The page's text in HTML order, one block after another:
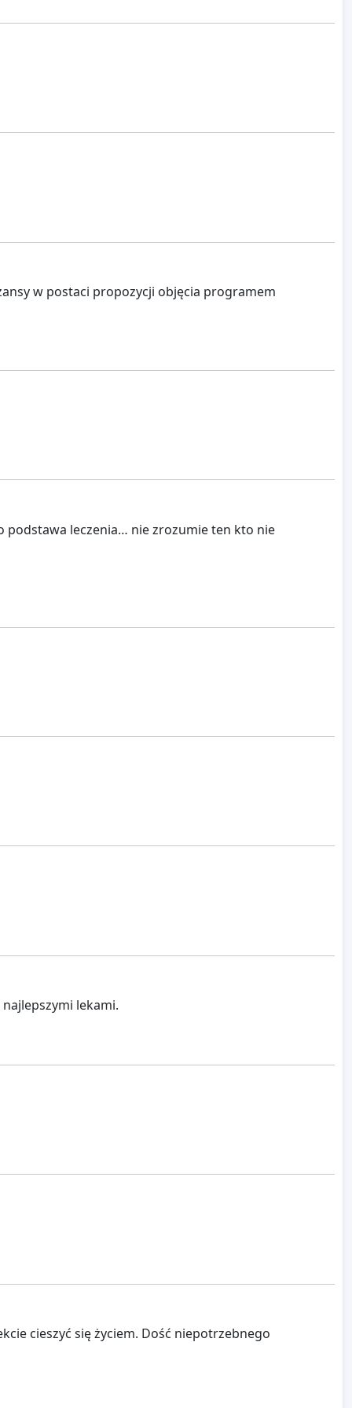
w postaci propozycji objęcia programem
podstawa leczenia… nie zrozumie ten kto nie
lekami.
cieszyć się życiem. Dość niepotrzebnego